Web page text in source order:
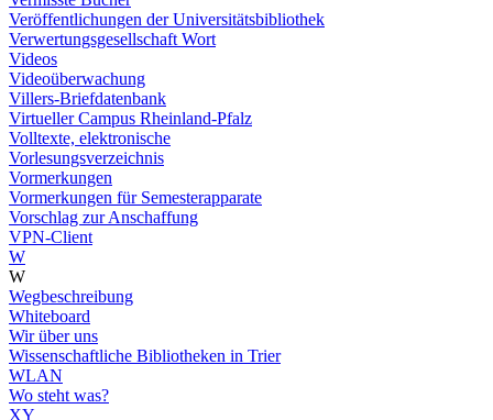
Veröffentlichungen der Universitätsbibliothek
Verwertungsgesellschaft Wort
Videos
Videoüberwachung
Villers-Briefdatenbank
Virtueller Campus Rheinland-Pfalz
Volltexte, elektronische
Vorlesungsverzeichnis
Vormerkungen
Vormerkungen für Semesterapparate
Vorschlag zur Anschaffung
VPN-Client
W
W
Wegbeschreibung
Whiteboard
Wir über uns
Wissenschaftliche Bibliotheken in Trier
WLAN
Wo steht was?
XY